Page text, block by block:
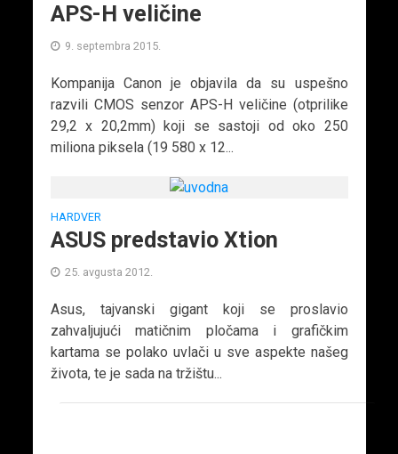
APS-H veličine
9. septembra 2015.
Kompanija Canon je objavila da su uspešno
razvili CMOS senzor APS-H veličine (otprilike
29,2 x 20,2mm) koji se sastoji od oko 250
miliona piksela (19 580 x 12...
HARDVER
ASUS predstavio Xtion
25. avgusta 2012.
Asus, tajvanski gigant koji se proslavio
zahvaljujući matičnim pločama i grafičkim
kartama se polako uvlači u sve aspekte našeg
života, te je sada na tržištu...